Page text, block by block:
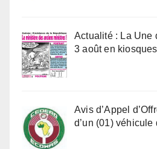
Actualité : La Une
3 août en
Avis d’Appel
d’un (01)